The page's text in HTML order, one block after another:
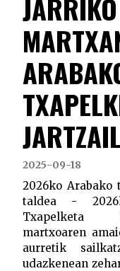
2025-09-18
2026ko Arabako
taldea -
Txapelketa
martxoaren
aurretik
udazkenean